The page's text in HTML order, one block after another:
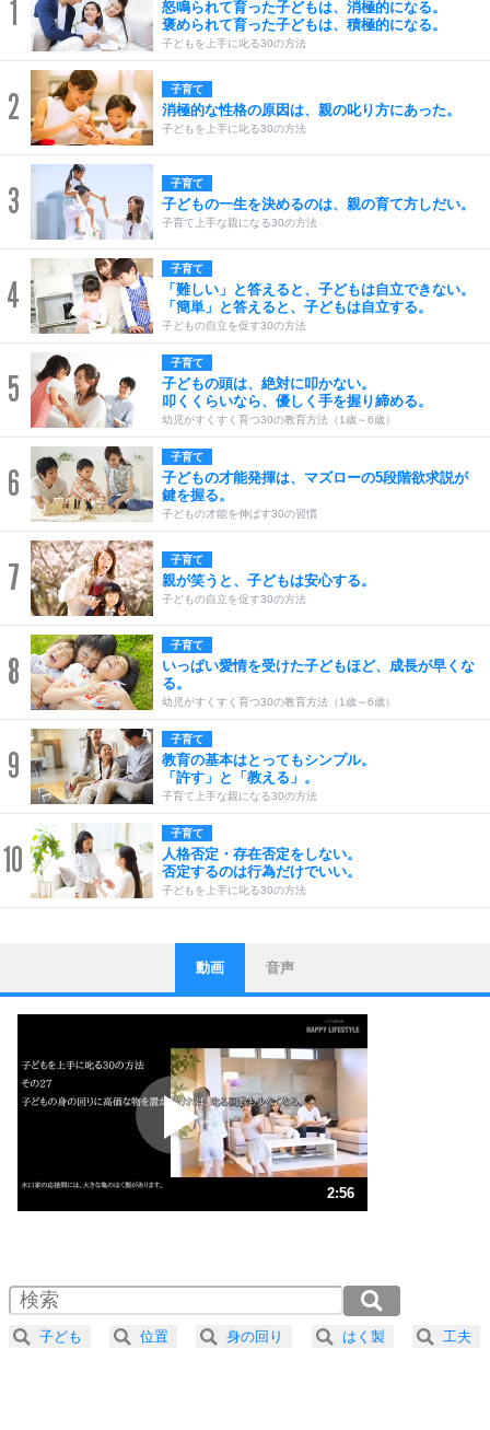
1
怒鳴られて育った子どもは、消極的になる。
褒められて育った子どもは、積極的になる。
子どもを上手に叱る30の方法
2 子育て
消極的な性格の原因は、親の叱り方にあった。
子どもを上手に叱る30の方法
3 子育て
子どもの一生を決めるのは、親の育て方しだい。
子育て上手な親になる30の方法
4
子育て
「難しい」と答えると、子どもは自立できない。
「簡単」と答えると、子どもは自立する。
子どもの自立を促す30の方法
5
子育て
子どもの頭は、絶対に叩かない。
叩くくらいなら、優しく手を握り締める。
幼児がすくすく育つ30の教育方法（1歳～6歳）
6
子育て
子どもの才能発揮は、マズローの5段階欲求説が
鍵を握る。
子どもの才能を伸ばす30の習慣
7 子育て
親が笑うと、子どもは安心する。
子どもの自立を促す30の方法
8
子育て
いっぱい愛情を受けた子どもほど、成長が早くな
る。
幼児がすくすく育つ30の教育方法（1歳～6歳）
9
子育て
教育の基本はとってもシンプル。
「許す」と「教える」。
子育て上手な親になる30の方法
10
子育て
人格否定・存在否定をしない。
否定するのは行為だけでいい。
子どもを上手に叱る30の方法
1
ストレス対策
他人と比べない。
いっそのこと、他人を見ない。
いらいらしない人になる30の方法
プラス思考
ポジティブになれない原因は、行動しないから。
ポジティブ思考になる30の方法
ストレス対策
人生、なんとかなるもの。
気楽に生きる30の方法
4 器の大きい人は、怒りを優しさで表現する。
プラス思考
動画 音声
2:56
2.0倍速 （345KB 1分28秒）
2.5倍速 （276KB 1分10秒）
3.0倍速 （230KB 58秒）
子ども 位置 身の回り はく製 工夫